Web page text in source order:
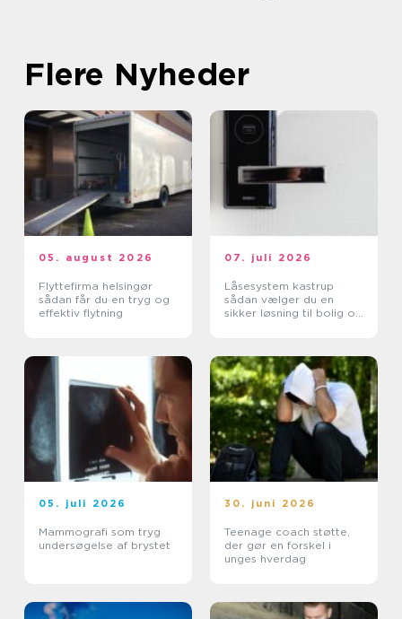
Flere Nyheder
05. august 2026
Flyttefirma helsingør
sådan får du en tryg og
effektiv flytning
07. juli 2026
Låsesystem kastrup
sådan vælger du en
sikker løsning til bolig og
05. juli 2026
Mammografi som tryg
undersøgelse af brystet
30. juni 2026
Teenage coach støtte,
der gør en forskel i
unges hverdag